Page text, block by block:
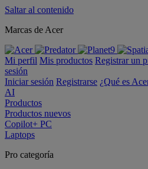
Saltar al contenido
Marcas de Acer
Mi perfil Mis productos Registrar un
sesión
Iniciar sesión Registrarse ¿Qué es
AI
Productos
Productos nuevos
Copilot+ PC
Laptops
Pro categoría